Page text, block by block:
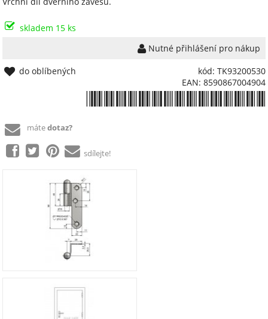
skladem 15 ks
Nutné přihlášení pro nákup
kód: TK93200530
EAN: 8590867004904
do oblíbených
mátedotaz?
sdílejte!